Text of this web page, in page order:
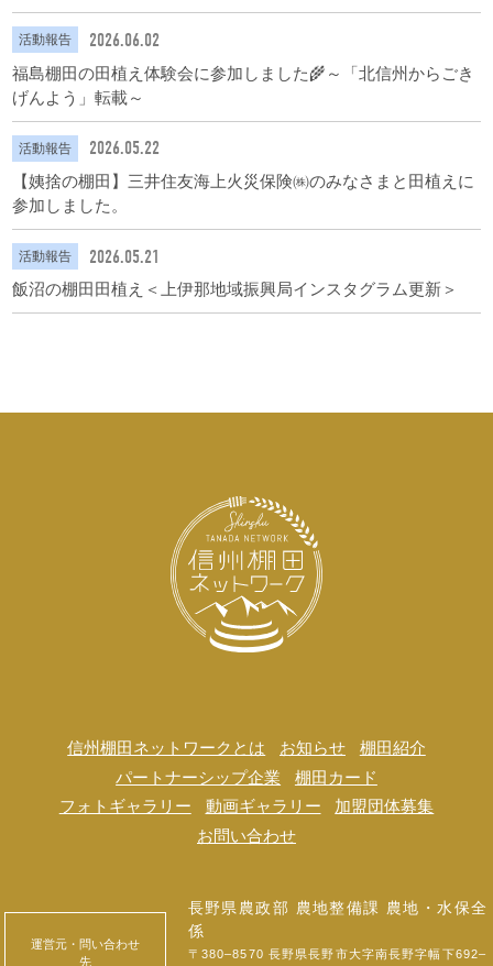
活動報告 2026.06.02
福島棚田の田植え体験会に参加しました🌾～「北信州からごき
げんよう」転載～
活動報告 2026.05.22
【姨捨の棚田】三井住友海上火災保険㈱のみなさまと田植えに
参加しました。
活動報告 2026.05.21
飯沼の棚田田植え＜上伊那地域振興局インスタグラム更新＞
信州棚田ネットワークとは お知らせ
棚田紹介
パートナーシップ企業
棚田カード
フォトギャラリー
動画ギャラリー
加盟団体募集
お問い合わせ
運営元・問い合わせ
先
長野県農政部 農地整備課 農地・水保全
係
〒380‒8570 長野県長野市大字南長野字幅下692‒